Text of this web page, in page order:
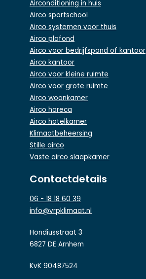
Airconditioning in huis
Airco sportschool
Airco systemen voor thuis
Airco plafond
Airco voor bedrijfspand of kantoor
Airco kantoor
Airco voor kleine ruimte
Airco voor grote ruimte
Airco woonkamer
Airco horeca
Airco hotelkamer
Klimaatbeheersing
Stille airco
Vaste airco slaapkamer
Contactdetails
06 - 18 18 60 39
info@vrpklimaat.nl
Hondiusstraat 3
6827 DE Arnhem
KvK 90487524